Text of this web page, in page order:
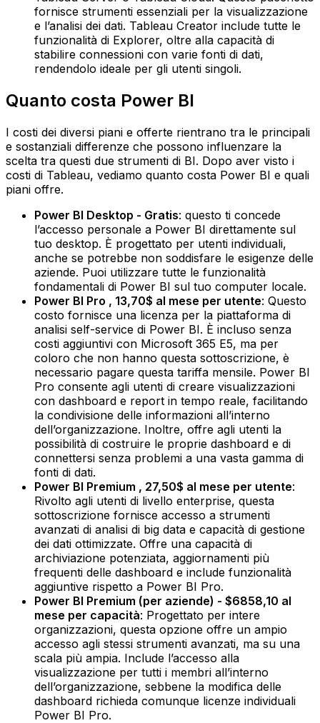
fornisce strumenti essenziali per la visualizzazione
e l’analisi dei dati. Tableau Creator include tutte le
funzionalità di Explorer, oltre alla capacità di
stabilire connessioni con varie fonti di dati,
rendendolo ideale per gli utenti singoli.
Quanto costa Power BI
I costi dei diversi piani e offerte rientrano tra le principali
e sostanziali differenze che possono influenzare la
scelta tra questi due strumenti di BI. Dopo aver visto i
costi di Tableau, vediamo quanto costa Power BI e quali
piani offre.
Power BI Desktop - Gratis: questo ti concede
l’accesso personale a Power BI direttamente sul
tuo desktop. È progettato per utenti individuali,
anche se potrebbe non soddisfare le esigenze delle
aziende. Puoi utilizzare tutte le funzionalità
fondamentali di Power BI sul tuo computer locale.‍
Power BI Pro , 13,70$ al mese per utente: Questo
costo fornisce una licenza per la piattaforma di
analisi self-service di Power BI. È incluso senza
costi aggiuntivi con Microsoft 365 E5, ma per
coloro che non hanno questa sottoscrizione, è
necessario pagare questa tariffa mensile. Power BI
Pro consente agli utenti di creare visualizzazioni
con dashboard e report in tempo reale, facilitando
la condivisione delle informazioni all’interno
dell’organizzazione. Inoltre, offre agli utenti la
possibilità di costruire le proprie dashboard e di
connettersi senza problemi a una vasta gamma di
fonti di dati.‍
Power BI Premium , 27,50$ al mese per utente:
Rivolto agli utenti di livello enterprise, questa
sottoscrizione fornisce accesso a strumenti
avanzati di analisi di big data e capacità di gestione
dei dati ottimizzate. Offre una capacità di
archiviazione potenziata, aggiornamenti più
frequenti delle dashboard e include funzionalità
aggiuntive rispetto a Power BI Pro.‍
Power BI Premium (per aziende) - $6858,10 al
mese per capacità: Progettato per intere
organizzazioni, questa opzione offre un ampio
accesso agli stessi strumenti avanzati, ma su una
scala più ampia. Include l’accesso alla
visualizzazione per tutti i membri all’interno
dell’organizzazione, sebbene la modifica delle
dashboard richieda comunque licenze individuali
Power BI Pro.